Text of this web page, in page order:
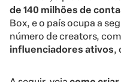
de 140 milhões de
Box, e o país ocupa a
número de creators, com
influenciadores ativos,